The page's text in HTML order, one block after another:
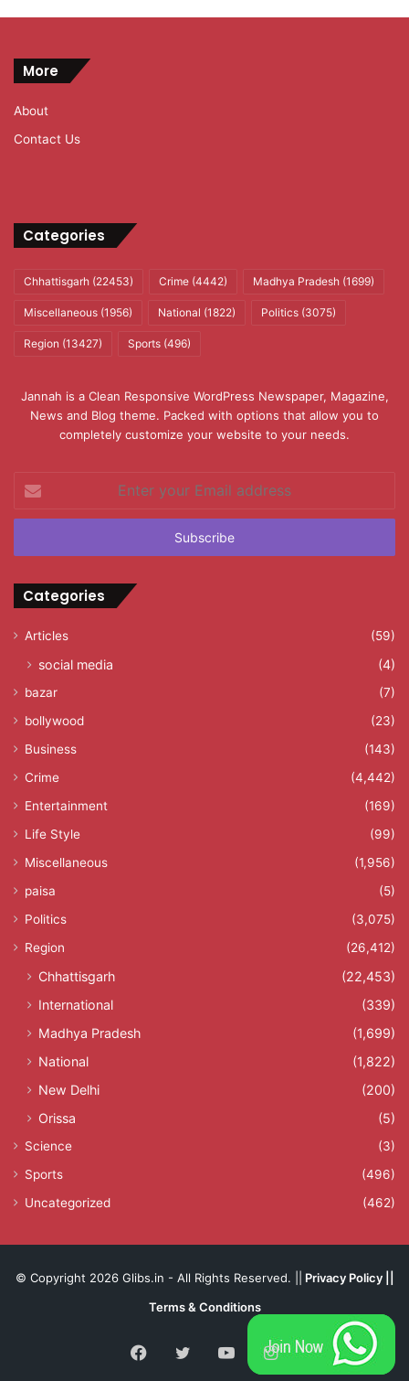
More
About
Contact Us
Categories
Chhattisgarh (22453) Crime (4442) Madhya Pradesh (1699)
Miscellaneous (1956) National (1822) Politics (3075)
Region (13427) Sports (496)
Jannah is a Clean Responsive WordPress Newspaper, Magazine,
News and Blog theme. Packed with options that allow you to
completely customize your website to your needs.
your
Email
Categories
Articles (59)
social media (4)
bazar
(7)
bollywood
(23)
Business
(143)
Crime
(4,442)
Entertainment
(169)
Life Style
(99)
Miscellaneous
(1,956)
paisa
(5)
Politics
(3,075)
Region
(26,412)
Chhattisgarh
(22,453)
International
(339)
Madhya Pradesh
(1,699)
National
(1,822)
New Delhi
(200)
Orissa
(5)
Science
(3)
Sports
(496)
Uncategorized
(462)
© Copyright 2026 Glibs.in - All Rights Reserved. || Privacy Policy||
Terms & Conditions
Facebook
TwitterYouTubeInstagram